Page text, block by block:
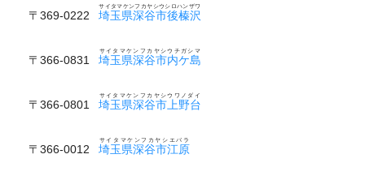
〒369-0222 埼玉県深谷市後榛沢
サイタマケンフカヤシウシロハンザワ
〒366-0831 埼玉県深谷市内ケ島
サイタマケンフカヤシウチガシマ
〒366-0801 埼玉県深谷市上野台
サイタマケンフカヤシウワノダイ
〒366-0012 埼玉県深谷市江原
サイタマケンフカヤシエバラ